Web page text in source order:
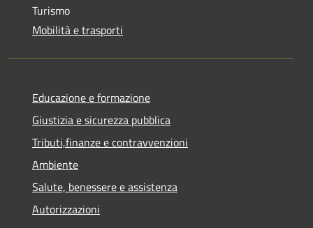
Turismo
Mobilità e trasporti
Educazione e formazione
Giustizia e sicurezza pubblica
Tributi,finanze e contravvenzioni
Ambiente
Salute, benessere e assistenza
Autorizzazioni